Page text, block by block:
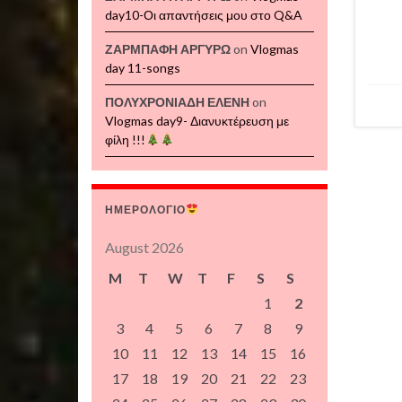
day10-Οι απαντήσεις μου στο Q&A
ΖΑΡΜΠΑΦΗ ΑΡΓΥΡΩon Vlogmas
day 11-songs
ΠΟΛΥΧΡΟΝΙΑΔΗ ΕΛΕΝΗon
Vlogmas day9- Διανυκτέρευση με
φίλη !!!
ΗΜΕΡΟΛΟΓΙΟ
August 2026
M
T W T F S
S
1
2
3
4 5 6 7 8
9
10
11 12 13 14 15
16
17
18 19 20 21 22
23